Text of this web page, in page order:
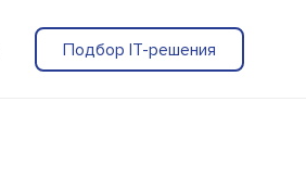
Подбор IT-решения